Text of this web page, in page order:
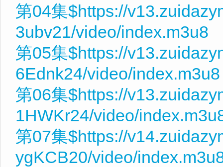
第04集$https://
3ubv21/video/index.m3u8
第05集$https://
6Ednk24/video/index.m3u8
第06集$https://
1HWKr24/video/
第07集$https://
ygKCB20/video/